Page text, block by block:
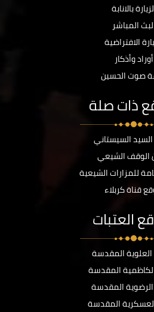
بالانابة
المباشر
الافتراضية
أوراد وأذكار
صوت الحسين
ذات صلة
السيستاني
الوقف الشيعي
للمزارات الشيعية
قناة كربلاء
العتبات
العلوية المقدسة
المقدسة
الرضوية المقدسة
المقدسة